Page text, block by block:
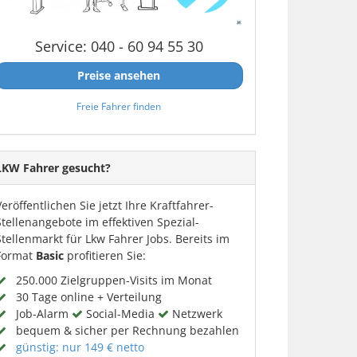
Service: 040 - 60 94 55 30
Preise ansehen
Freie Fahrer finden
Fahrer gesucht?
Sie jetzt Ihre Kraftfahrer-
im effektiven Spezial-
für Lkw Fahrer Jobs. Bereits im
Basicprofitieren Sie:
250.000 Zielgruppen-Visits im Monat
30 Tage online + Verteilung
Job-Alarm
Social-Media
Netzwerk
bequem & sicher per Rechnung bezahlen
günstig: nur 149 € netto